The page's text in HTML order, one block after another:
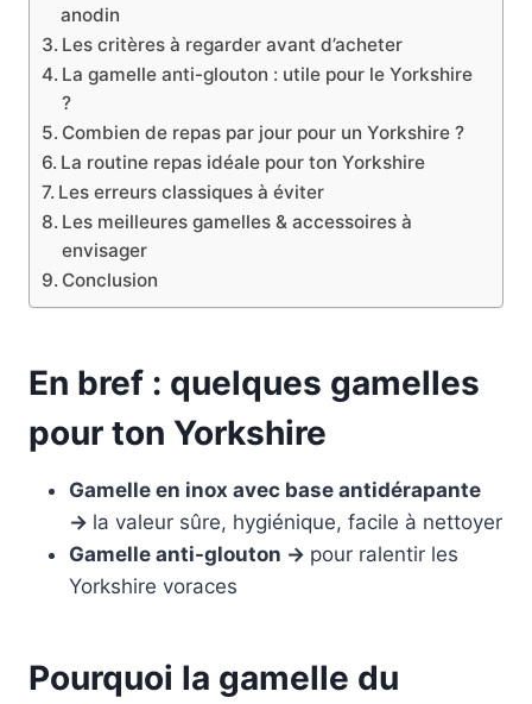
anodin
Les critères à regarder avant d’acheter
La gamelle anti-glouton : utile pour le Yorkshire
?
Combien de repas par jour pour un Yorkshire ?
La routine repas idéale pour ton Yorkshire
Les erreurs classiques à éviter
Les meilleures gamelles & accessoires à
envisager
Conclusion
En bref : quelques gamelles
pour ton Yorkshire
Gamelle en inox avec base antidérapante
→ la valeur sûre, hygiénique, facile à nettoyer
Gamelle anti-glouton → pour ralentir les
Yorkshire voraces
Pourquoi la gamelle du